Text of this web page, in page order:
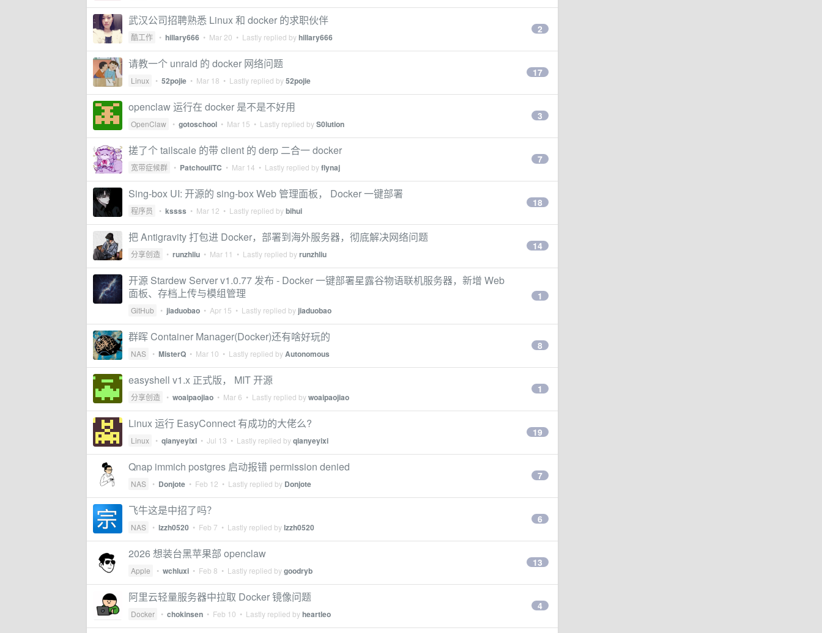
武汉公司招聘熟悉 Linux 和 docker 的求职伙伴
酷工作 • hillary666 • Mar 20 • Lastly replied byhillary666
2
请教一个 unraid 的 docker 网络问题
Linux • 52pojie • Mar 18 • Lastly replied by52pojie
17
openclaw 运行在 docker 是不是不好用
OpenClaw • gotoschool • Mar 15 • Lastly replied byS0lution
3
搓了个 tailscale 的带 client 的 derp 二合一 docker
宽带症候群 • PatchouliTC • Mar 14 • Lastly replied byflynaj
7
Sing-box UI: 开源的 sing-box Web 管理面板， Docker 一键部署
程序员 • kssss • Mar 12 • Lastly replied bybihui
18
把 Antigravity 打包进 Docker，部署到海外服务器，彻底解决网络问题
分享创造 • runzhliu • Mar 11 • Lastly replied byrunzhliu
14
开源 Stardew Server v1.0.77 发布 - Docker 一键部署星露谷物语联机服务器，新增 Web
面板、存档上传与模组管理
GitHub • jiaduobao • Apr 15 • Lastly replied by jiaduobao
1
群晖 Container Manager(Docker)还有啥好玩的
NAS • MisterQ • Mar 10 • Lastly replied byAutonomous
8
easyshell v1.x 正式版， MIT 开源
分享创造 • woaipaojiao • Mar 6 • Lastly replied bywoaipaojiao
1
Linux 运行 EasyConnect 有成功的大佬么?
Linux • qianyeyixi • Jul 13 • Lastly replied byqianyeyixi
19
Qnap immich postgres 启动报错 permission denied
NAS • Donjote • Feb 12 • Lastly replied by Donjote
7
飞牛这是中招了吗？
NAS • lzzh0520 • Feb 7 • Lastly replied bylzzh0520
6
2026 想装台黑苹果部 openclaw
Apple • wchluxi • Feb 8 • Lastly replied bygoodryb
13
阿里云轻量服务器中拉取 Docker 镜像问题
Docker • chokinsen • Feb 10 • Lastly replied byheartleo
4